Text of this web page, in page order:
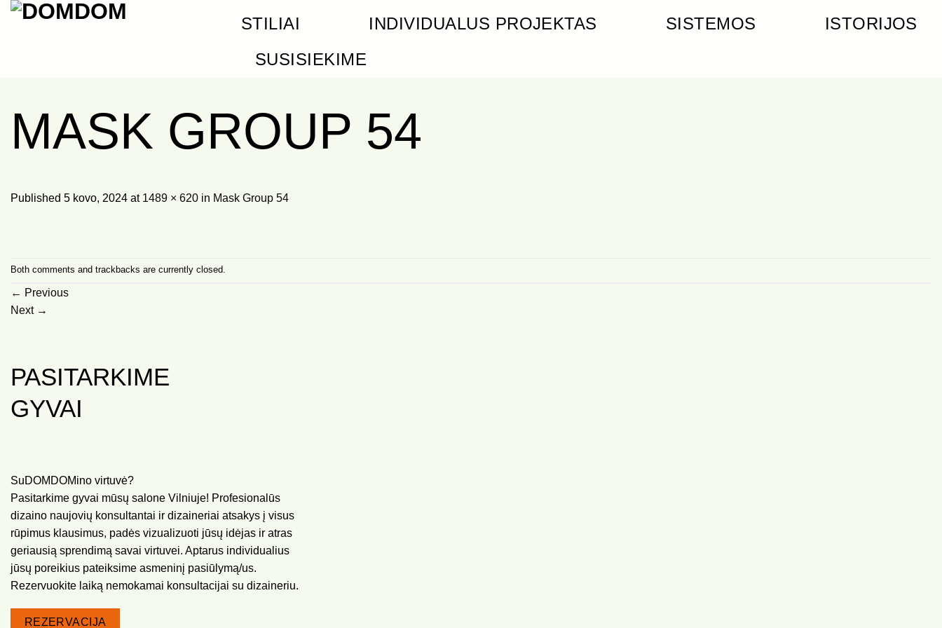
Skip
STILIAI INDIVIDUALUS PROJEKTAS SISTEMOS
ISTORIJOS
SUSISIEKIME
MASK GROUP 54
Published 5 kovo, 2024 at 1489 × 620 in Mask Group 54
Both comments and trackbacks are currently closed.
← Previous
Next →
PASITARKIME
GYVAI
SuDOMDOMino virtuvė?
Pasitarkime gyvai mūsų salone Vilniuje! Profesionalūs
dizaino naujovių konsultantai ir dizaineriai atsakys į visus
rūpimus klausimus, padės vizualizuoti jūsų idėjas ir atras
geriausią sprendimą savai virtuvei. Aptarus individualius
jūsų poreikius pateiksime asmeninį pasiūlymą/us.
Rezervuokite laiką nemokamai konsultacijai su dizaineriu.
REZERVACIJA